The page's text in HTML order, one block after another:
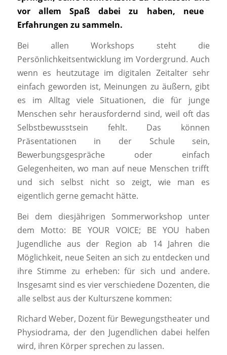
vor allem Spaß dabei zu haben, neue
Erfahrungen zu sammeln.
Bei allen Workshops steht die
Persönlichkeitsentwicklung im Vordergrund. Auch
wenn es heutzutage im digitalen Zeitalter sehr
einfach geworden ist, Meinungen zu äußern, gibt
es im Alltag viele Situationen, die für junge
Menschen sehr herausfordernd sind, weil oft das
Selbstbewusstsein fehlt. Das können
Präsentationen in der Schule sein,
Bewerbungsgespräche oder einfach
Gelegenheiten, wo man auf neue Menschen trifft
und sich selbstnicht so zeigt, wie man es
eigentlich gerne gemacht hätte.
Bei dem diesjährigen Sommerworkshop unter
dem Motto: BE YOUR VOICE; BE YOU haben
Jugendliche aus der Region ab 14 Jahren die
Möglichkeit, neue Seiten an sich zu entdecken und
ihre Stimme zu erheben: für sich und andere.
Insgesamt sind es vier verschiedene Dozenten, die
alle selbst aus der Kulturszene kommen:
Richard Weber, Dozent für Bewegungstheater und
Physiodrama, der den Jugendlichen dabei helfen
wird, ihren Körper sprechen zu lassen.